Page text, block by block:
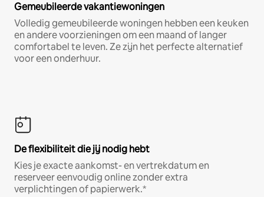
Gemeubileerde vakantiewoningen
Volledig gemeubileerde woningen hebben een keuken
en andere voorzieningen om een maand of langer
comfortabel te leven. Ze zijn het perfecte alternatief
voor een onderhuur.
De flexibiliteit die jij nodig hebt
Kies je exacte aankomst- en vertrekdatum en
reserveer eenvoudig online zonder extra
verplichtingen of papierwerk.*